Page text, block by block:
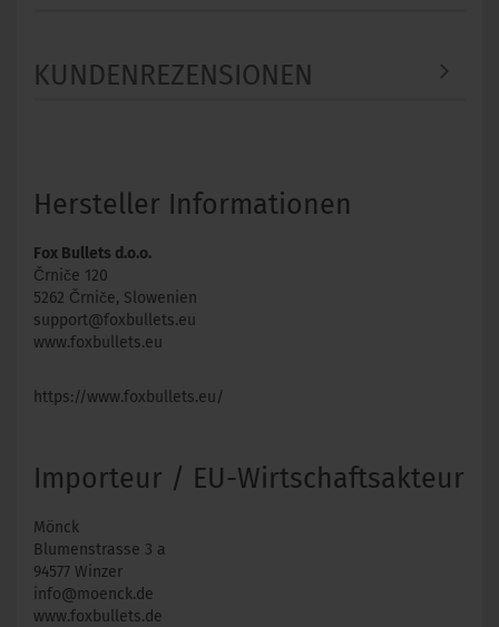
KUNDENREZENSIONEN
Hersteller Informationen
Fox Bullets d.o.o.
Črniče 120
5262 Črniče, Slowenien
support@foxbullets.eu
www.foxbullets.eu
https://www.foxbullets.eu/
Importeur / EU-Wirtschaftsakteur
Mönck
Blumenstrasse 3 a
94577 Winzer
info@moenck.de
www.foxbullets.de